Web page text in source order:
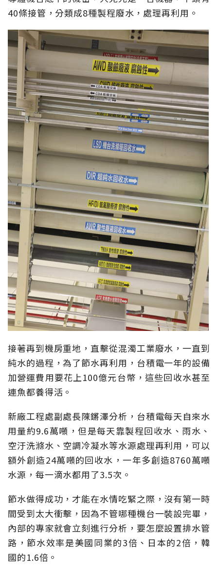
40條接管，分類成8種製程廢水，處理再利用。
接著再到機房重地，直擊從混濁工業廢水，一直到
純水的過程，為了節水再利用，台積電一年的設備
加營運費用要花上100億元台幣，這些回收水甚至
連魚都養得活。
新廠工程處副處長陳鏘澤分析，台積電每天自來水
用量約9.6萬噸，但是每天靠製程回收水、雨水、
空汙洗滌水、空調冷凝水等水源處理再利用，可以
額外創造24萬噸的回收水，一年多創造8760萬噸
水源，每一滴水都用了3.5次。
節水做得成功，才能在水情吃緊之際，沒有第一時
間受到太大衝擊，因為不管哪種機台一裝設完畢，
內部的專家就會立刻進行分析，要怎麼設置排水管
路，節水效率是美國同業的3倍、日本的2倍，韓
國的1.6倍。